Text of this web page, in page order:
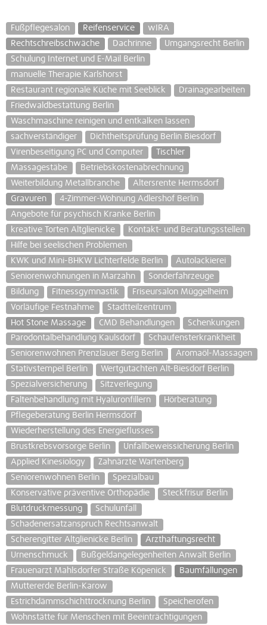
Fußpflegesalon Reifenservice
wIRA
Rechtschreibschwäche
Dachrinne
Umgangsrecht Berlin
Schulung Internet und E-Mail Berlin
manuelle Therapie Karlshorst
Restaurant regionale Küche mit Seeblick
Drainagearbeiten
Friedwaldbestattung Berlin
Waschmaschine reinigen und entkalken lassen
sachverständiger
Dichtheitsprüfung Berlin Biesdorf
Virenbeseitigung PC und Computer
Tischler
Massagestäbe
Betriebskostenabrechnung
Weiterbildung Metallbranche
Altersrente Hermsdorf
Gravuren
4-Zimmer-Wohnung Adlershof Berlin
Angebote für psychisch Kranke Berlin
kreative Torten Altglienicke
Kontakt- und Beratungsstellen
Hilfe bei seelischen Problemen
KWK und Mini-BHKW Lichterfelde Berlin
Autolackierei
Seniorenwohnungen in Marzahn
Sonderfahrzeuge
Bildung
Fitnessgymnastik
Friseursalon Müggelheim
Vorläufige Festnahme
Stadtteilzentrum
Hot Stone Massage
CMD Behandlungen
Schenkungen
Parodontalbehandlung Kaulsdorf
Schaufensterkrankheit
Seniorenwohnen Prenzlauer Berg Berlin
Aromaöl-Massagen
Stativstempel Berlin
Wertgutachten Alt-Biesdorf Berlin
Spezialversicherung
Sitzverlegung
Faltenbehandlung mit Hyaluronfillern
Hörberatung
Pflegeberatung Berlin Hermsdorf
Wiederherstellung des Energieflusses
Brustkrebsvorsorge Berlin
Unfallbeweissicherung Berlin
Applied Kinesiology
Zahnärzte Wartenberg
Seniorenwohnen Berlin
Spezialbau
Konservative präventive Orthopädie
Steckfrisur Berlin
Blutdruckmessung
Schulunfall
Schadenersatzanspruch Rechtsanwalt
Scherengitter Altglienicke Berlin
Arzthaftungsrecht
Urnenschmuck
Bußgeldangelegenheiten Anwalt Berlin
Frauenarzt Mahlsdorfer Straße Köpenick
Baumfällungen
Muttererde Berlin-Karow
Estrichdämmschichttrocknung Berlin
Speicherofen
Wohnstätte für Menschen mit Beeinträchtigungen